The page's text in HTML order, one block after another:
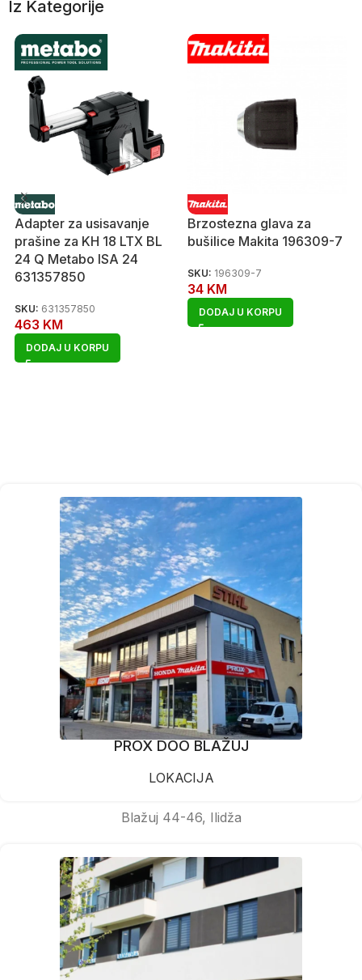
Iz Kategorije
Adapter za usisavanje
prašine za KH 18 LTX BL
24 Q Metabo ISA 24
631357850
SKU: 631357850
463 KM
DODAJ U KORPU
Brzostezna glava za
bušilice Makita 196309-7
SKU: 196309-7
34 KM
DODAJ U KORPU
PROX DOO BLAŽUJ
LOKACIJA
Blažuj 44-46, Ilidža